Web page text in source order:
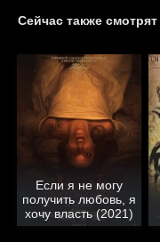
Сейчас также смотрят
Если я не могу
получить любовь, я
хочу власть (2021)